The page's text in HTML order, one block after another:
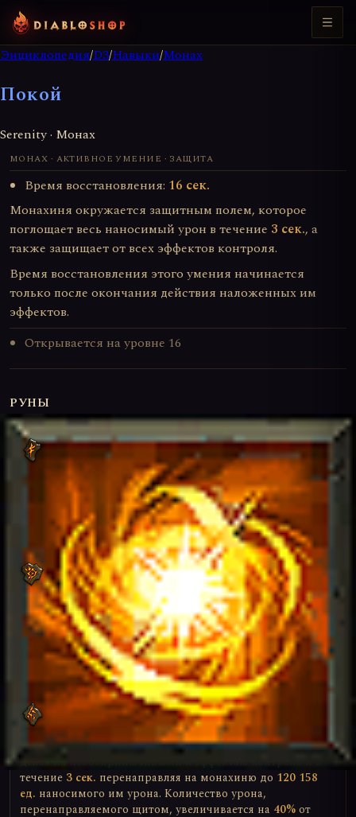
Энциклопедия/D3/Навыки/Монах
Покой
Serenity · Монах
МОНАХ · АКТИВНОЕ УМЕНИЕ · ЗАЩИТА
Время восстановления: 16 сек.
Монахиня окружается защитным полем, которое
поглощает весь наносимый урон в течение 3 сек., а
также защищает от всех эффектов контроля.
Время восстановления этого умения начинается
только после окончания действия наложенных им
эффектов.
Открывается на уровне 16
РУНЫ
Мирный отдых Peaceful Repose
Во время действия эффекта «Покой» монахиня
восполняет 93 874 -120 695 ед.здоровья. Количество
восполняемого здоровья увеличивается за счет40%
бонуса к исцелению сферами здоровья.
Нежелательное беспокойство
Unwelcome Disturbance
Когда монахиня находится под воздействием эффекта
«Покой», ее противники в радиусе 20 м раз в секунду
получают физический урон в размере438%урона от
оружия.
Спокойствие Tranquility
Щит укрывает союзников монахини в радиусе 45 м,
делая их невосприимчивыми к эффектам контроля и в
течение 3 сек. перенаправляя на монахиню до 120 158
ед. наносимого им урона. Количество урона,
перенаправляемого щитом, увеличивается на 40%от